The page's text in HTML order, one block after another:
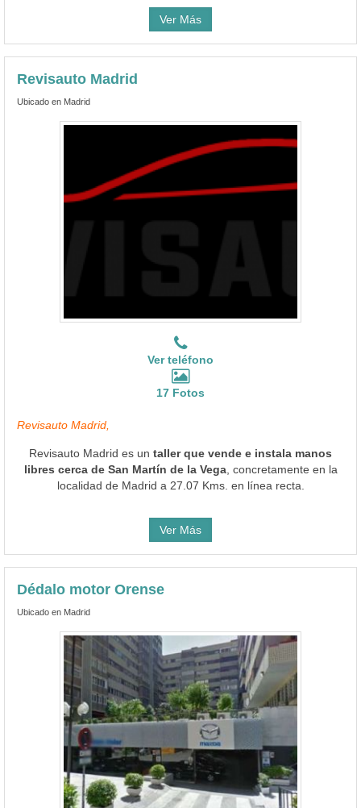
Ver Más
Revisauto Madrid
Ubicado en Madrid
Ver teléfono
17 Fotos
Revisauto Madrid,
Revisauto Madrid es un taller que vende e instala manos
libres cerca de San Martín de la Vega, concretamente en la
localidad de Madrid a 27.07 Kms. en línea recta.
Ver Más
Dédalo motor Orense
Ubicado en Madrid